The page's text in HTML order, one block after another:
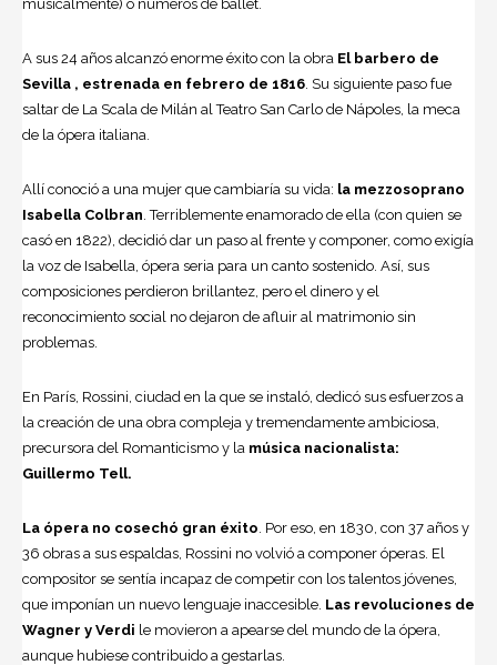
musicalmente) o números de ballet
A sus 24 años alcanzó enorme éxito con la obra El barbero de
Sevilla , estrenada en febrero de 1816 . Su siguiente paso fue
saltar de La Scala de Milán al Teatro San Carlo de Nápoles, la meca
de la ópera italiana.
Allí conoció a una mujer que cambiaría su vida: la mezzoso­prano
Isabella Colbran . Terriblemente enamorado de ella (con quien se
casó en 1822), decidió dar un paso al frente y componer, como exigía
la voz de Isabella, ópera seria para un canto sostenido. Así, sus
composiciones perdieron brillantez, pero el dinero y el
reconocimiento social no dejaron de afluir al matrimonio sin
problemas.
En París, Rossini , ciudad en la que se instaló, dedicó sus esfuerzos a
la creación de una obra compleja y tre­mendamente ambiciosa,
precursora del Romanticismo y la música nacio­nalista:
Guillermo Tell.
La ópera no cosechó gran éxito . Por eso, en 1830, con 37 años y
36 obras a sus espaldas, Rossini no vol­vió a componer óperas. El
compositor se sentía incapaz de com­petir con los talentos jóvenes,
que imponían un nuevo lenguaje inacce­sible. Las revoluciones de
Wagner y Verdi le movieron a apearse del mun­do de la ópera,
aunque hubiese con­tribuido a gestarlas.